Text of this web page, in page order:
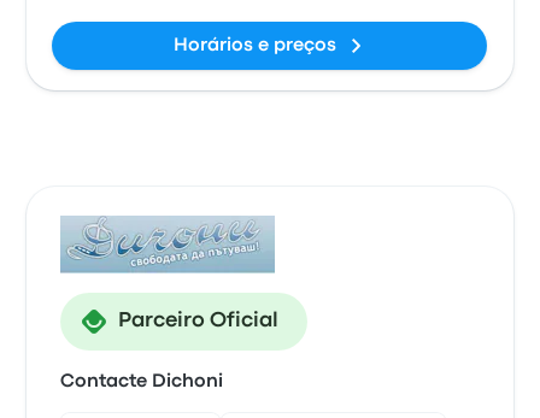
Horários e preços
Parceiro Oficial
Contacte Dichoni